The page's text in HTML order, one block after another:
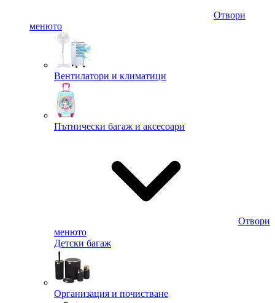
Отвори
менюто
Вентилатори и климатици
Пътнически багаж и аксесоари
Отвори
менюто
Детски багаж
Организация и почистване